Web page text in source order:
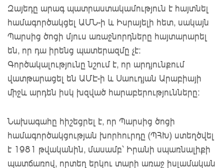
Զայեդը արագ պատրաստակամություն է հայտնել
համագործակցել ԱՄՆ-ի և Իսրայելի հետ, սակայն
Պարսից ծոցի մյուս առաջնորդները հայտարարել
են, որ դա իրենց պատերազմը չէ:
Գործակալությունը նշում է, որ արդյունքում
վատթարացել են ԱՄԷ-ի և Սաուդյան Արաբիայի
միջև արդեն իսկ խզված հարաբերությունները։
Նախագահը հիշեցրել է, որ Պարսից ծոցի
համագործակցության խորհուրդը (ՊՀԽ) ստեղծվել
է 1981 թվականին, մասամբ՝ Իրանի սպառնալիքի
պատճառով, որտեղ երկու տարի առաջ իսլամական